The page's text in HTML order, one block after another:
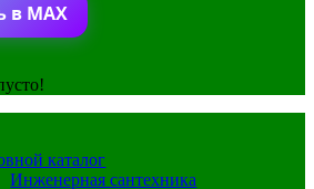
в MAX
каталог
Инженерная сантехника